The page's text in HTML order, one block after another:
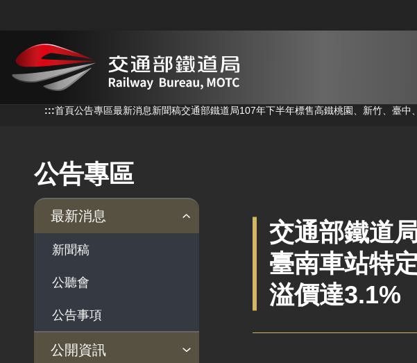
:::首頁公告專區最新消息新聞稿交通部鐵道局107年下半年標售高鐵桃園、新竹、臺
公告專區
最新消息
新聞稿
公聽會
公告事項
公開資訊
交通部鐵道
臺南車站特
溢價達3.1%